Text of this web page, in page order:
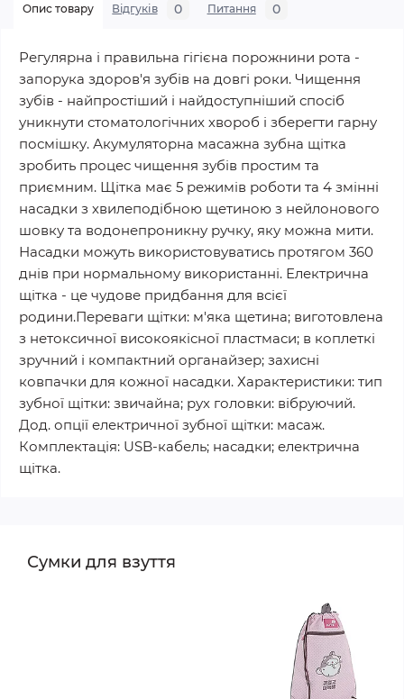
Опис товару Відгуків 0 Питання 0
Регулярна і правильна гігієна порожнини рота -
запорука здоров'я зубів на довгі роки. Чищення
зубів - найпростіший і найдоступніший спосіб
уникнути стоматологічних хвороб і зберегти гарну
посмішку. Акумуляторна масажна зубна щітка
зробить процес чищення зубів простим та
приємним. Щітка має 5 режимів роботи та 4 змінні
насадки з хвилеподібною щетиною з нейлонового
шовку та водонепроникну ручку, яку можна мити.
Насадки можуть використовуватись протягом 360
днів при нормальному використанні. Електрична
щітка - це чудове придбання для всієї
родини.Переваги щітки: м'яка щетина; виготовлена
з нетоксичної високоякісної пластмаси; в коплеткі
зручний і компактний органайзер; захисні
ковпачки для кожної насадки. Характеристики: тип
зубної щітки: звичайна; рух головки: вібруючий.
Дод. опції електричної зубної щітки: масаж.
Комплектація: USB-кабель; насадки; електрична
щітка.
Сумки для взуття